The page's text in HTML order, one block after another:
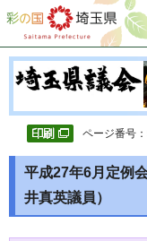
彩の国 埼玉県
ページ番号
平成27年6月定例
井真英議員）